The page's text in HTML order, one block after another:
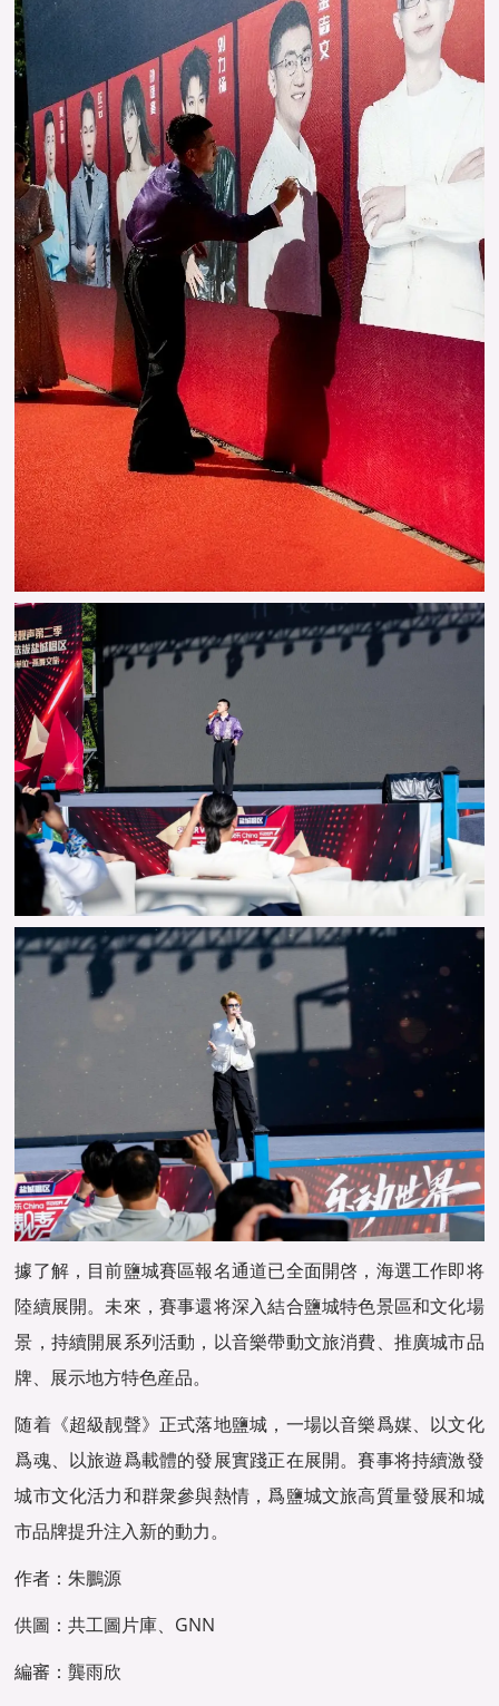
據了解，目前鹽城賽區報名通道已全面開啓，海選工作即将
陸續展開。未來，賽事還将深入結合鹽城特色景區和文化場
景，持續開展系列活動，以音樂帶動文旅消費、推廣城市品
牌、展示地方特色産品。
随着《超級靓聲》正式落地鹽城，一場以音樂爲媒、以文化
爲魂、以旅遊爲載體的發展實踐正在展開。賽事将持續激發
城市文化活力和群衆參與熱情，爲鹽城文旅高質量發展和城
市品牌提升注入新的動力。
作者：朱鵬源
供圖：共工圖片庫、GNN
編審：龔雨欣